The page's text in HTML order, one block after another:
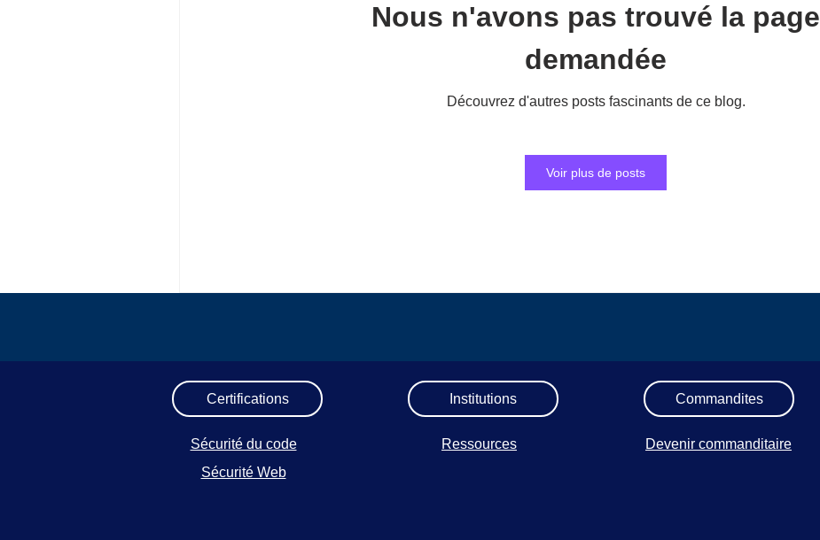
Nous n'avons pas trouvé la page
demandée
Découvrez d'autres posts fascinants de ce blog.
Voir plus de posts
Certifications
Sécurité du code
Sécurité Web
Institutions
Ressources
Commandites
Devenir commanditaire